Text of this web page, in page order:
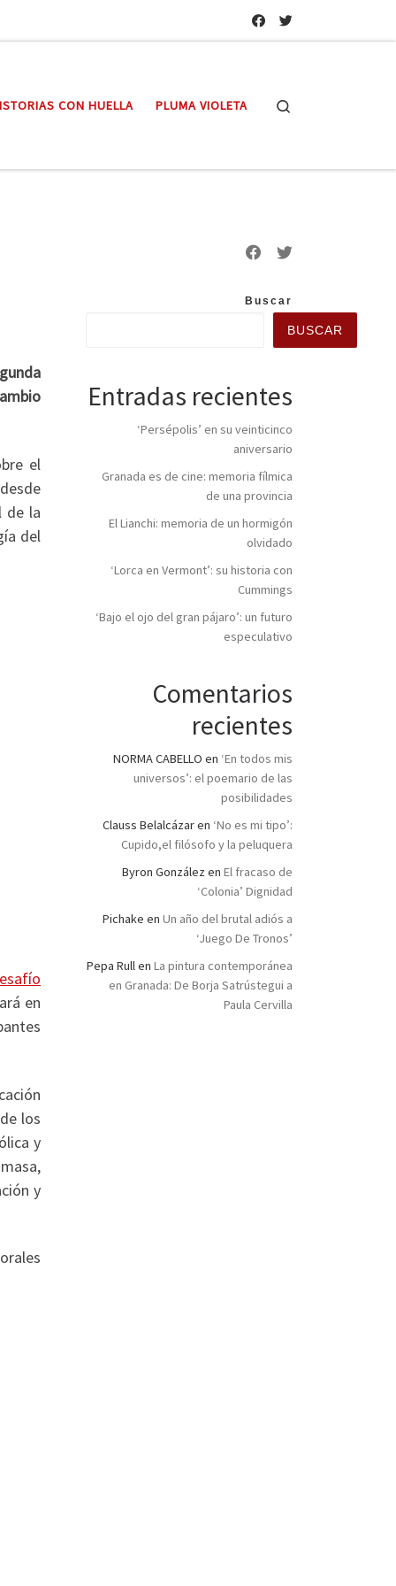
CON HUELLA PLUMA VIOLETA
el
de la
del
en
los
y
y
Buscar
BUSCAR
Entradas recientes
‘Persépolis’ en su veinticinco
aniversario
Granada es de cine: memoria fílmica
de una provincia
El Lianchi: memoria de un hormigón
olvidado
‘Lorca en Vermont’: su historia con
Cummings
‘Bajo el ojo del gran pájaro’: un futuro
especulativo
Comentarios
recientes
NORMA CABELLO en ‘En todos mis
universos’: el poemario de las
posibilidades
Clauss Belalcázaren ‘No es mi tipo’:
Cupido,el filósofo y la peluquera
Byron González en El fracaso de
‘Colonia’ Dignidad
Pichake en Un año del brutal adiós a
‘Juego De Tronos’
Pepa Rullen La pintura contemporánea
en Granada: De Borja Satrústegui a
Paula Cervilla